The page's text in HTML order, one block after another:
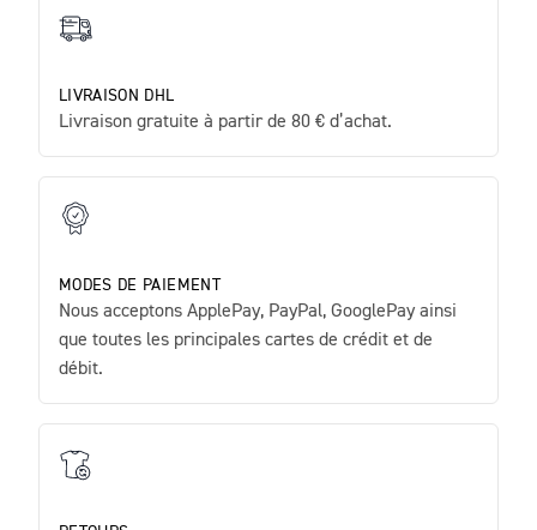
LIVRAISON DHL
Livraison gratuite à partir de 80 € d’achat.
MODES DE PAIEMENT
Nous acceptons ApplePay, PayPal, GooglePay ainsi
que toutes les principales cartes de crédit et de
débit.